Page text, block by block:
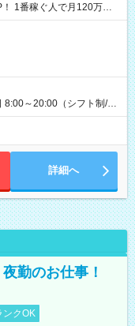
1番稼ぐ人で月120万ほ
1日150個配達×25日勤務
8:00～20:00（シフト制/実
週4も有り） ※配達状況
案件により多少の前後あ
詳細へ
勤のお仕事！
ンクOK